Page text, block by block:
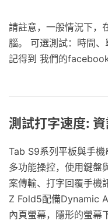
請註意，一般情況下，
腦。 可選測試：時間、
記得到 我們的facebook
測試打字速度: 資
Tab S9系列平板與手
多功能操控，使用鍵盤
案傳輸、打字回覆手機
Z Fold5配備Dynamic
內頁螢幕，隱形的螢幕